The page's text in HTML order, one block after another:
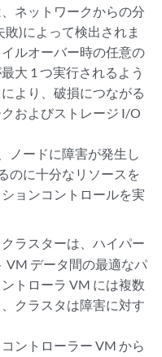
ネットワークからの分
)によって検出されま
ルオーバー時の任意の
大 1 つ実行されるよう
より、破損につながる
およびストレージ I/O
ノードに障害が発生し
のに十分なリソースを
ョンコントロールを実
ラスターは、ハイパー
VM データ間の最適なパ
トローラ VM には複数
クラスタは障害に対す
ントローラー VM から